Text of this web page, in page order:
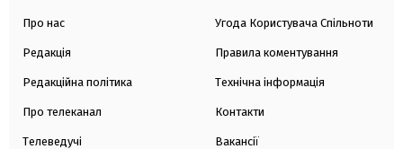
Про нас
Редакція
Редакційна політика
Про телеканал
Телеведучі
Угода Користувача Спільноти
Правила коментування
Технічна інформація
Контакти
Вакансії